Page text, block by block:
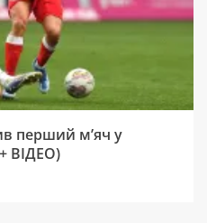
перший м’яч у
ВІДЕО)